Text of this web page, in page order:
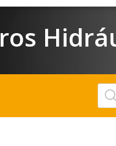
de